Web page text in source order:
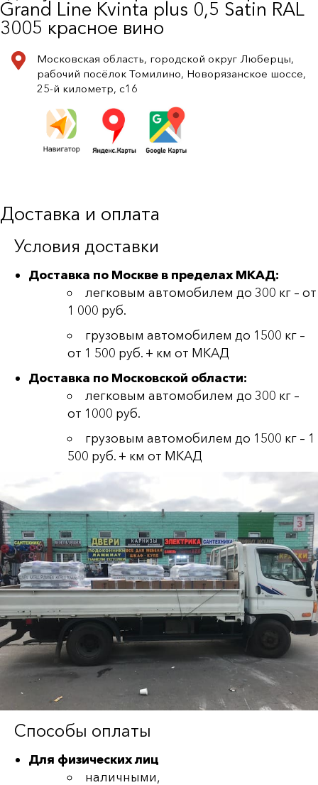
Grand Line Kvinta plus 0,5 Satin RAL
3005 красное вино
Московская область, городской округ Люберцы,
рабочий посёлок Томилино, Новорязанское шоссе,
25-й километр, с16
Доставка и оплата
Условия доставки
Доставка по Москве в пределах МКАД:
легковым автомобилем до 300 кг – от
1 000 руб.
грузовым автомобилем до 1500 кг –
от 1 500 руб. + км от МКАД
Доставка по Московской области:
легковым автомобилем до 300 кг –
от 1000 руб.
грузовым автомобилем до 1500 кг – 1
500 руб. + км от МКАД
Способы оплаты
Для физических лиц
наличными,